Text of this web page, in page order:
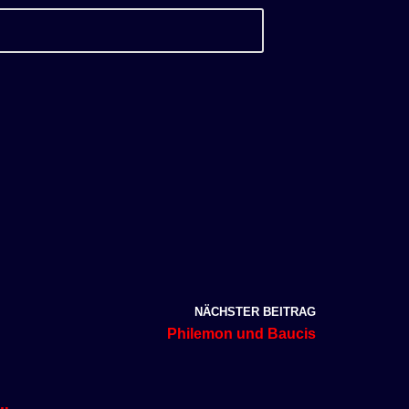
NÄCHSTER BEITRAG
Philemon und Baucis